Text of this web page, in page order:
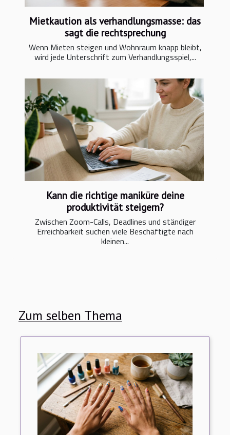
Mietkaution als verhandlungsmasse: das
sagt die rechtsprechung
Wenn Mieten steigen und Wohnraum knapp bleibt,
wird jede Unterschrift zum Verhandlungsspiel,...
Kann die richtige maniküre deine
produktivität steigern?
Zwischen Zoom-Calls, Deadlines und ständiger
Erreichbarkeit suchen viele Beschäftigte nach
kleinen...
Zum selben Thema